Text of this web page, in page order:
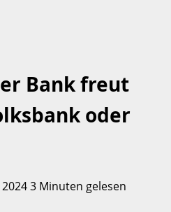
Bank freut
oder
20243 Minuten gelesen